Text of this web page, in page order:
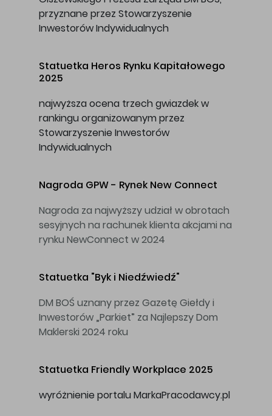
przyznane przez Stowarzyszenie
Inwestorów Indywidualnych
Statuetka Heros Rynku Kapitałowego
2025
najwyższa ocena trzech gwiazdek w
rankingu organizowanym przez
Stowarzyszenie Inwestorów
Indywidualnych
Nagroda GPW- Rynek New Connect
Nagroda za najwyższy udział w obrotach
sesyjnych na rachunek klienta akcjami na
rynku NewConnect w 2024
Statuetka "Byk i Niedźwiedź"
DM BOŚ uznany przez Gazetę Giełdy i
Inwestorów „Parkiet” za Najlepszy Dom
Maklerski 2024 roku
Statuetka Friendly Workplace 2025
wyróżnienie portalu MarkaPracodawcy.pl